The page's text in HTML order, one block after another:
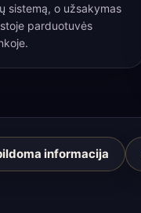
sistemą, o užsakymas
parduotuvės
informacija